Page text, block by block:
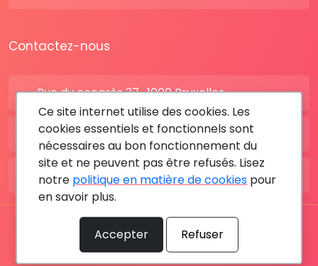
Contactez-nous
Rue du congrès 37 , 1000 Bruxelles
BE: +32 28080227
FR: +33 183642895
Tous les droits sont réservés © 2026 RDV MÉDICAL By
MediaSatCom
Ce site internet utilise des cookies. Les
cookies essentiels et fonctionnels sont
nécessaires au bon fonctionnement du
site et ne peuvent pas être refusés. Lisez
notre politique en matière de cookies pour
en savoir plus.
Accepter Refuser